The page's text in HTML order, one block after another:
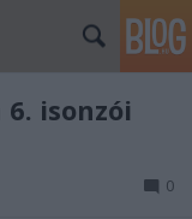
isonzói
0